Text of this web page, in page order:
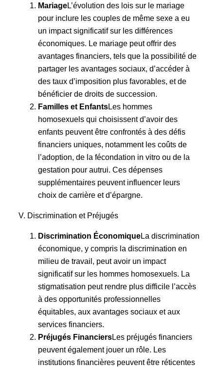
MariageL’évolution des lois sur le mariage
pour inclure les couples de même sexe a eu
un impact significatif sur les différences
économiques. Le mariage peut offrir des
avantages financiers, tels que la possibilité de
partager les avantages sociaux, d’accéder à
des taux d’imposition plus favorables, et de
bénéficier de droits de succession.
Familles et EnfantsLes hommes
homosexuels qui choisissent d’avoir des
enfants peuvent être confrontés à des défis
financiers uniques, notamment les coûts de
l’adoption, de la fécondation in vitro ou de la
gestation pour autrui. Ces dépenses
supplémentaires peuvent influencer leurs
choix de carrière et d’épargne.
V. Discrimination et Préjugés
Discrimination ÉconomiqueLa discrimination
économique, y compris la discrimination en
milieu de travail, peut avoir un impact
significatif sur les hommes homosexuels. La
stigmatisation peut rendre plus difficile l’accès
à des opportunités professionnelles
équitables, aux avantages sociaux et aux
services financiers.
Préjugés FinanciersLes préjugés financiers
peuvent également jouer un rôle. Les
institutions financières peuvent être réticentes